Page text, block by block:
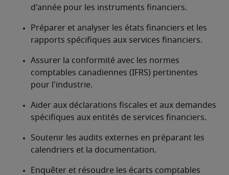
d'année pour les instruments financiers.
Préparer et analyser les états financiers et les
rapports spécifiques aux services financiers.
Assurer la conformité avec les normes
comptables canadiennes (IFRS) pertinentes
pour l'industrie.
Aider aux déclarations fiscales et aux demandes
spécifiques aux entités de services financiers.
Soutenir les audits externes en préparant les
calendriers et la documentation.
Enquêter et résoudre les écarts comptables